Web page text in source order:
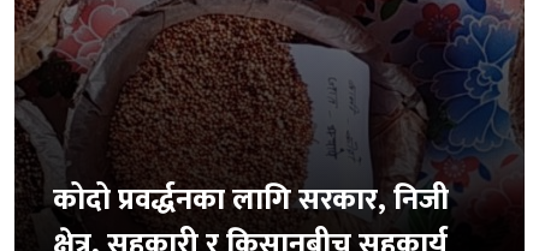
कोदो प्रवर्द्धनका लागि सरकार, निजी